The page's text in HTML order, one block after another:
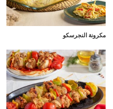
مكرونة النجرسكو